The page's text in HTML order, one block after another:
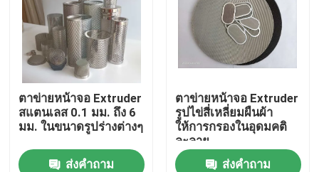
สินค้า
เกี่ยวกับเรา
ทัวร์โรงงาน
ควบคุมคุณภาพ
ตาข่ายหน้าจอ Extruder
สแตนเลส 0.1 มม. ถึง 6
มม. ในขนาดรูปร่างต่างๆ
ส่งคำถาม
ตาข่ายหน้าจอ Extruder
รูปไข่สี่เหลี่ยมผืนผ้า
ให้การกรองในอุดมคติ
ละลาย
ส่งคำถาม